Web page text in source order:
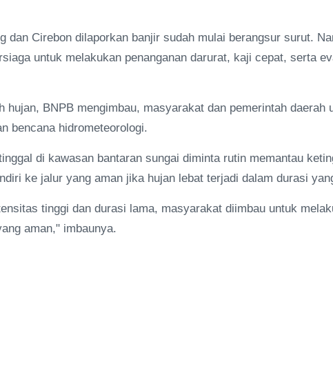
dan Cirebon dilaporkan banjir sudah mulai berangsur surut.
untuk melakukan penanganan darurat, kaji cepat, serta
hujan, BNPB mengimbau, masyarakat dan pemerintah daerah
bencana hidrometeorologi.
di kawasan bantaran sungai diminta rutin memantau
ke jalur yang aman jika hujan lebat terjadi dalam durasi
tinggi dan durasi lama, masyarakat diimbau untuk
aman," imbaunya.